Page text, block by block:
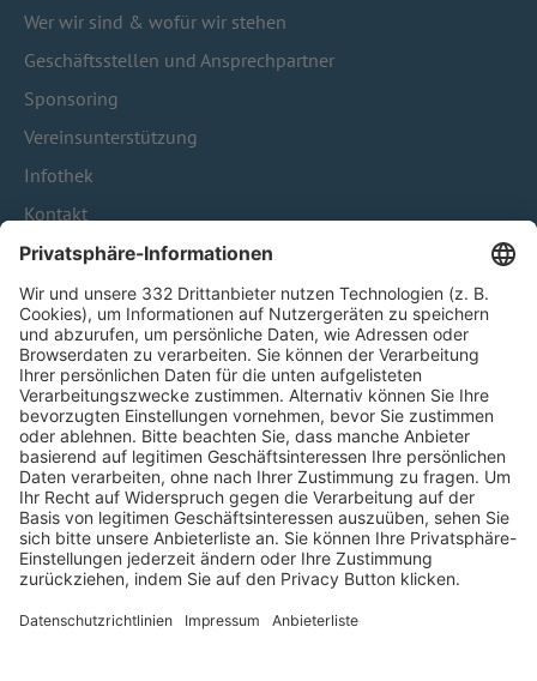
Wer wir sind & wofür wir stehen
Geschäftsstellen und Ansprechpartner
Sponsoring
Vereinsunterstützung
Infothek
Kontakt
HÄUFIG BESUCHTE SEITEN
Pässe und Vereinswechsel
Trainerausbildung
Schulungsangebot Vereinsmitarbeiter
BFV-Geschäftsstellen
Trainerbörse
Login SpielPlus
FOLGE DEM BFV